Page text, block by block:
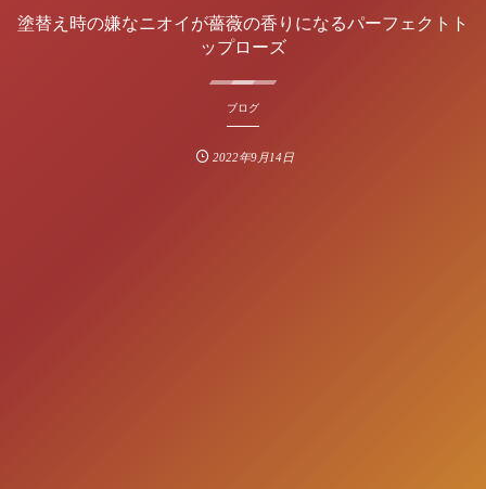
塗替え時の嫌なニオイが薔薇の香りになるパーフェクトト
ップローズ
ブログ
2022年9月14日